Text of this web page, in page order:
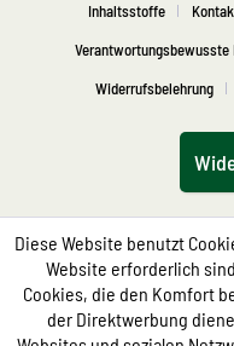
Inhaltsstoffe
Verantwortungsbewusste
Widerrufsbelehrung
Diese Website benutzt
Website erforderlich
Cookies, die den Komfort
der Direktwerbung